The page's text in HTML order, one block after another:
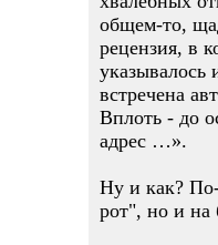
общем-то,
рецензия, в
указывалось
встречена
Вплоть - до
адрес …».
Ну и как?
рот", но и на